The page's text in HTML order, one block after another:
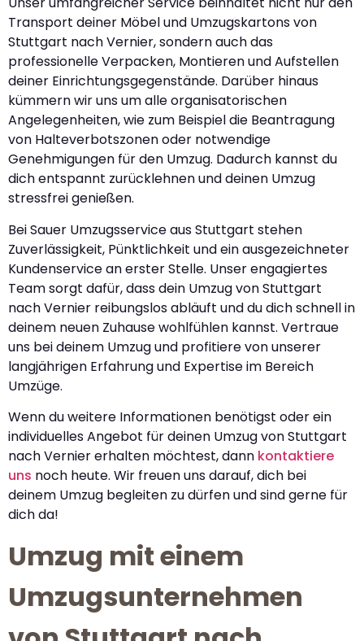
Transport deiner Möbel und Umzugskartons von
Stuttgart nach Vernier, sondern auch das
professionelle Verpacken, Montieren und Aufstellen
deiner Einrichtungsgegenstände. Darüber hinaus
kümmern wir uns um alle organisatorischen
Angelegenheiten, wie zum Beispiel die Beantragung
von Halteverbotszonen oder notwendige
Genehmigungen für den Umzug. Dadurch kannst du
dich entspannt zurücklehnen und deinen Umzug
stressfrei genießen.
Bei Sauer Umzugsservice aus Stuttgart stehen
Zuverlässigkeit, Pünktlichkeit und ein ausgezeichneter
Kundenservice an erster Stelle. Unser engagiertes
Team sorgt dafür, dass dein Umzug von Stuttgart
nach Vernier reibungslos abläuft und du dich schnell in
deinem neuen Zuhause wohlfühlen kannst. Vertraue
uns bei deinem Umzug und profitiere von unserer
langjährigen Erfahrung und Expertise im Bereich
Umzüge.
Wenn du weitere Informationen benötigst oder ein
individuelles Angebot für deinen Umzug von Stuttgart
nach Vernier erhalten möchtest, dann kontaktiere
uns noch heute. Wir freuen uns darauf, dich bei
deinem Umzug begleiten zu dürfen und sind gerne für
dich da!
Umzug mit einem
Umzugsunternehmen